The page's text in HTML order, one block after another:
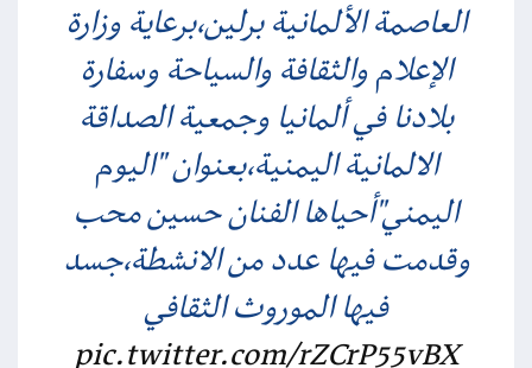
العاصمة الألمانية برلين،برعاية وزارة
الإعلام والثقافة والسياحة وسفارة
بلادنا في ألمانيا وجمعية الصداقة
الالمانية اليمنية،بعنوان "اليوم
اليمني"أحياها الفنان حسين محب
وقدمت فيها عدد من الانشطة،جسد
فيها الموروث الثقافي
pic.twitter.com/rZCrP55vBX